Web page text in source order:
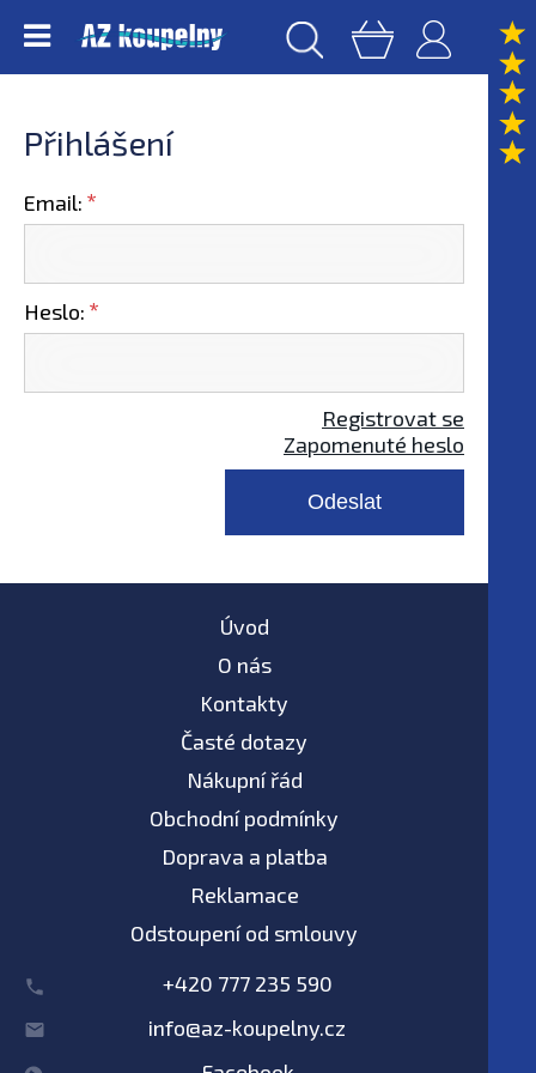
Přihlášení
Email:
Heslo:
Registrovat se
Zapomenuté heslo
Odeslat
Úvod
O nás
Kontakty
Časté dotazy
Nákupní řád
Obchodní podmínky
Doprava a platba
Reklamace
Odstoupení od smlouvy
+420 777 235 590
info@az-koupelny.cz